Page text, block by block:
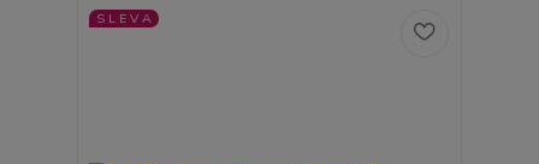
S L E V A